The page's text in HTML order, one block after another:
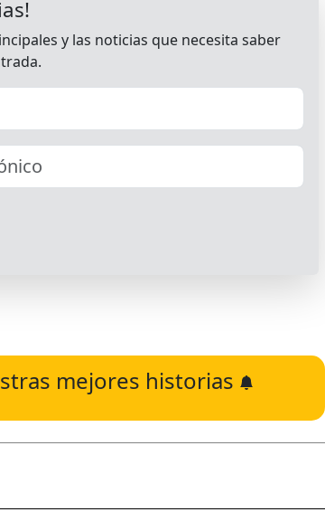
mejores historias